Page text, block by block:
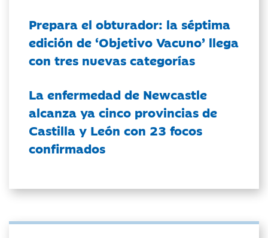
Prepara el obturador: la séptima
edición de ‘Objetivo Vacuno’ llega
con tres nuevas categorías
La enfermedad de Newcastle
alcanza ya cinco provincias de
Castilla y León con 23 focos
confirmados